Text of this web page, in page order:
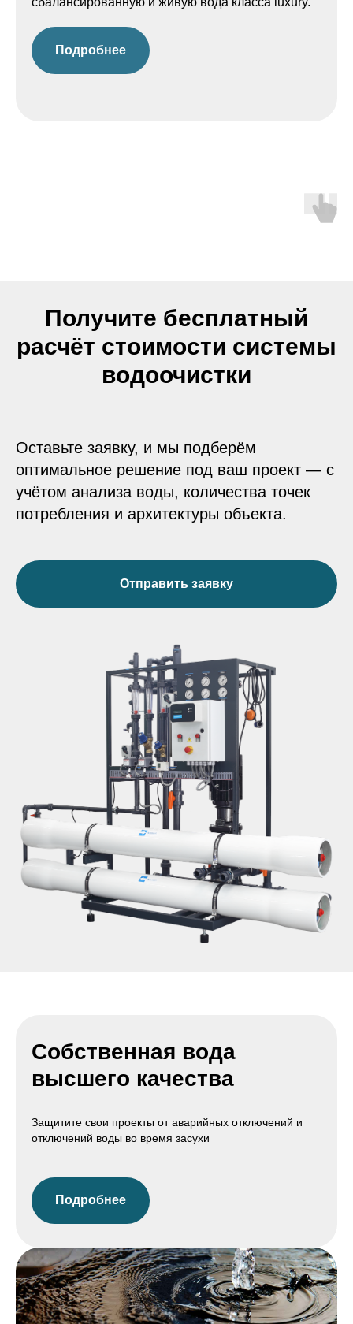
Подробнее
Получите бесплатный
расчёт стоимости системы
водоочистки
Оставьте заявку, и мы подберём
оптимальное решение под ваш проект — с
учётом анализа воды, количества точек
потребления и архитектуры объекта.
Отправить заявку
Собственная вода
высшего качества
Защитите свои проекты от аварийных отключений и
отключений воды во время засухи
Подробнее